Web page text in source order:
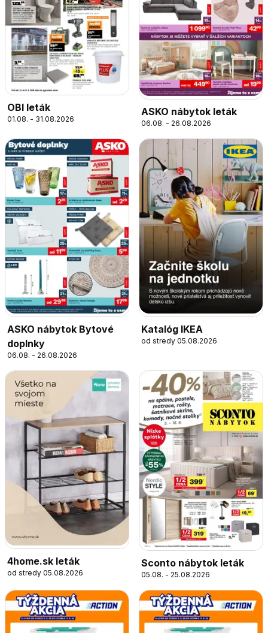
OBI leták
01.08. - 31.08.2026
ASKO nábytok leták
06.08. - 26.08.2026
ASKO nábytok Bytové
doplnky
06.08. - 26.08.2026
Katalóg IKEA
od stredy 05.08.2026
4home.sk leták
od stredy 05.08.2026
Sconto nábytok leták
05.08. - 25.08.2026